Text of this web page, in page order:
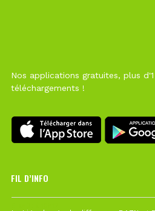
Nos applications gratuites, plus
téléchargements !
FIL D’INFO